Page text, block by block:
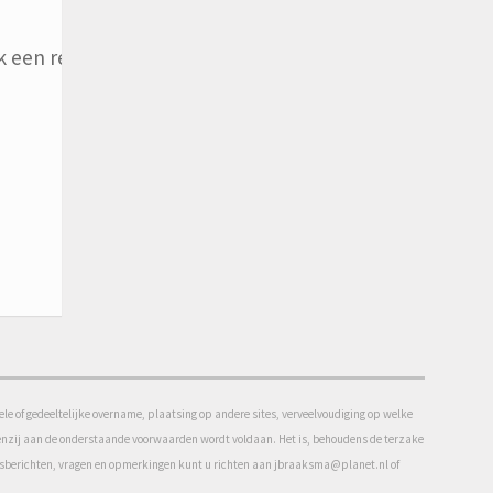
reactie plaats.
of gedeeltelijke overname, plaatsing op andere sites, verveelvoudiging op welke
aan de onderstaande voorwaarden wordt voldaan. Het is, behoudens de terzake
vragen en opmerkingen kunt u richten aan jbraaksma@planet.nl of